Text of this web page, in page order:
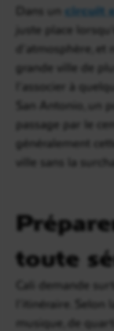
Dans un circuit
juste place
d’atmosphère,
grande ville de
l’associer à
San Antonio, un
passage par le
généralement
ville sans la
toute
Cali demande
l’itinéraire.
musique, de